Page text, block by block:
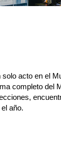
solo acto en el
completo del
año.